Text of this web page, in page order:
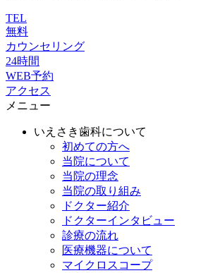
TEL
無料
カウンセリング
24時間
WEB予約
アクセス
メニュー
いえさき歯科について
初めての方へ
当院について
当院の理念
当院の取り組み
ドクター紹介
ドクターインタビュー
診療の流れ
医療機器について
マイクロスコープ